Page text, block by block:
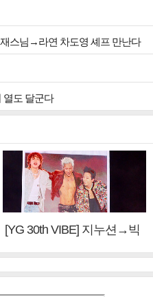
스님→라연 차도영 셰프 만난다
열도 달군다
[YG 30th VIBE] 지누션→빅